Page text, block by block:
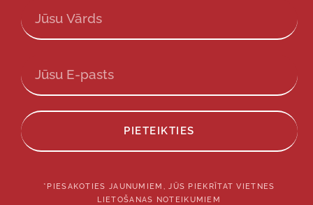
PIETEIKTIES
*PIESAKOTIES JAUNUMIEM, JŪS PIEKRĪTAT VIETNES
LIETOŠANAS NOTEIKUMIEM